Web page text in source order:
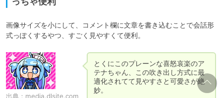
画像サイズを小にして、コメント欄に文章を書き込むことで会話形
式っぽくするやつ、すごく見やすくて便利。
出典： media.dlsite.com
とくにこのプレーンな喜怒哀楽のア
テナちゃん、この吹き出し方式に最
適化されてて見やすさと可愛さが絶
妙。